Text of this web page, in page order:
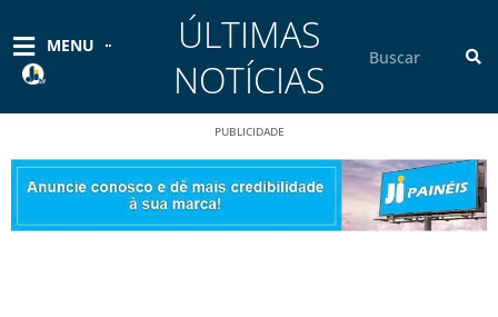
conteúdo
MENU
ÚLTIMAS
NOTÍCIAS
PUBLICIDADE